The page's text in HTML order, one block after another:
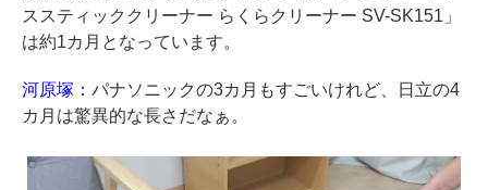
ススティッククリーナー らくらクリーナー SV-SK151」
は約1カ月となっています。
河原塚： パナソニックの3カ月もすごいけれど、日立の4
カ月は驚異的な長さだなぁ。